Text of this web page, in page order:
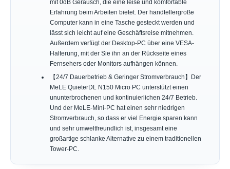
mit 0dB Geräusch, die eine leise und komfortable
Erfahrung beim Arbeiten bietet. Der handtellergroße
Computer kann in eine Tasche gesteckt werden und
lässt sich leicht auf eine Geschäftsreise mitnehmen.
Außerdem verfügt der Desktop-PC über eine VESA-
Halterung, mit der Sie ihn an der Rückseite eines
Fernsehers oder Monitors aufhängen können.
【24/7 Dauerbetrieb & Geringer Stromverbrauch】Der
MeLE QuieterDL N150 Micro PC unterstützt einen
ununterbrochenen und kontinuierlichen 24/7 Betrieb.
Und der MeLE-Mini-PC hat einen sehr niedrigen
Stromverbrauch, so dass er viel Energie sparen kann
und sehr umweltfreundlich ist, insgesamt eine
großartige schlanke Alternative zu einem traditionellen
Tower-PC.